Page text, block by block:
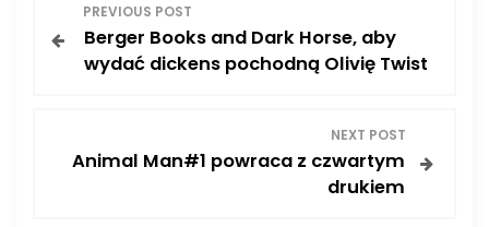
o
PREVIOUS POST
Berger Books and Dark Horse, aby
wydać dickens pochodną Olivię Twist
NEXT POST
Animal Man#1 powraca z czwartym
drukiem